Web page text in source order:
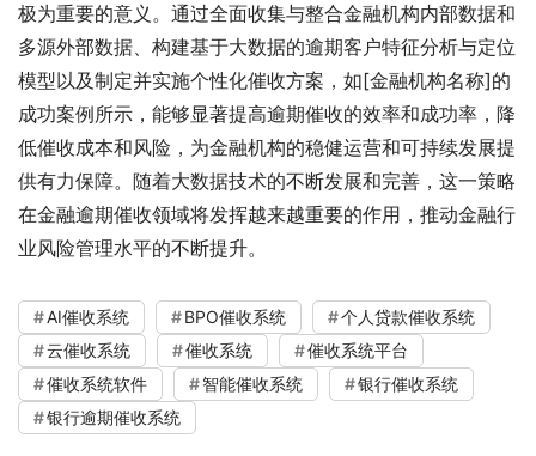
极为重要的意义。通过全面收集与整合金融机构内部数据和
多源外部数据、构建基于大数据的逾期客户特征分析与定位
模型以及制定并实施个性化催收方案，如[金融机构名称]的
成功案例所示，能够显著提高逾期催收的效率和成功率，降
低催收成本和风险，为金融机构的稳健运营和可持续发展提
供有力保障。随着大数据技术的不断发展和完善，这一策略
在金融逾期催收领域将发挥越来越重要的作用，推动金融行
业风险管理水平的不断提升。
AI催收系统 BPO催收系统
个人贷款催收系统
云催收系统
催收系统
催收系统平台
催收系统软件
智能催收系统
银行催收系统
银行逾期催收系统